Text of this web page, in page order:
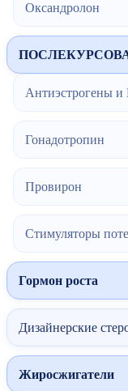
Оксандролон
Антиэстрогены
Гонадотропин
Провирон
Стимуляторы
Гормон роста
Дизайнерские
Жиросжигатели